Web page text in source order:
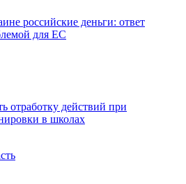
российские деньги: ответ
для EC
отработку действий при
в школах